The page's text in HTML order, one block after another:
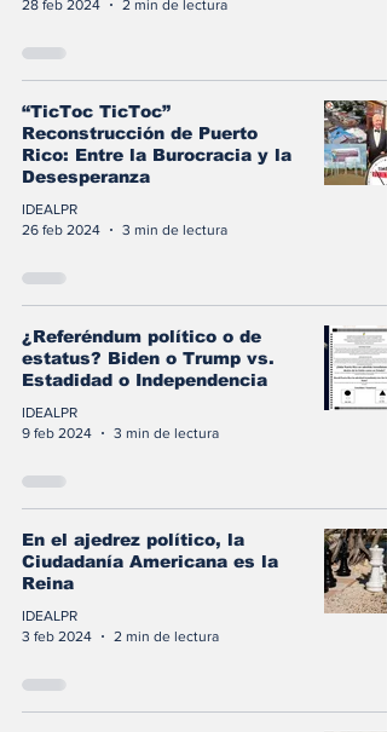
28 feb 2024
2 min de lectura
“TicToc TicToc”
Reconstrucción de Puerto
Rico: Entre la Burocracia y la
Desesperanza
IDEALPR
26 feb 2024
3 min de lectura
¿Referéndum político o de
estatus? Biden o Trump vs.
Estadidad o Independencia
IDEALPR
9 feb 2024
3 min de lectura
En el ajedrez político, la
Ciudadanía Americana es la
Reina
IDEALPR
3 feb 2024
2 min de lectura